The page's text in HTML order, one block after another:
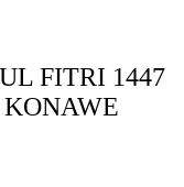
FITRI 1447